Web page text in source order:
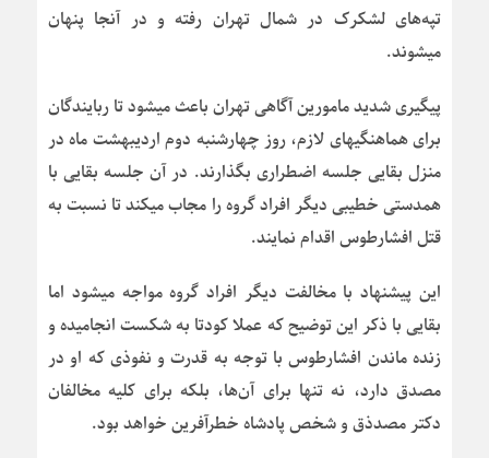
تپه‌های لشکرک در شمال تهران رفته و در آنجا پنهان
میشوند.
پیگیری شدید مامورین آگاهی تهران باعث میشود تا ربایندگان
برای هماهنگیهای لازم، روز چهارشنبه دوم اردیبهشت ماه در
منزل بقایی جلسه اضطراری بگذارند. در آن جلسه بقایی با
همدستی خطیبی دیگر افراد گروه را مجاب میکند تا نسبت به
قتل افشارطوس اقدام نمایند.
این پیشنهاد با مخالفت دیگر افراد گروه مواجه میشود اما
بقایی با ذکر این توضیح که عملا کودتا به شکست انجامیده و
زنده ماندن افشارطوس با توجه به قدرت و نفوذی که او در
مصدق دارد، نه تنها برای آن‌ها، بلکه برای کلیه مخالفان
دکتر مصدذق و شخص پادشاه خطرآفرین خواهد بود.